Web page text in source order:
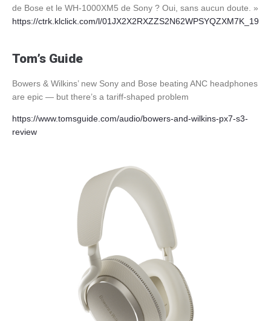
de Bose et le WH-1000XM5 de Sony ? Oui, sans aucun doute. »
https://ctrk.klclick.com/l/01JX2X2RXZZS2N62WPSYQZXM7K_19
Tom’s Guide
Bowers & Wilkins’ new Sony and Bose beating ANC headphones
are epic — but there’s a tariff-shaped problem
https://www.tomsguide.com/audio/bowers-and-wilkins-px7-s3-
review